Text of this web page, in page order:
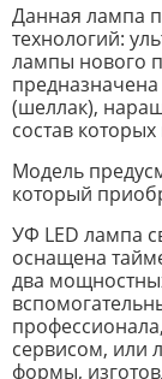
Данная лампа
технологий:
лампы нового
(шеллак),
состав
Модель
который
УФ LED лампа
оснащена
два
сервисом, или
формы,